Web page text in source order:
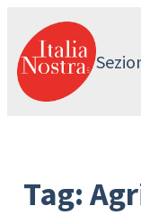
contenuto
Tag: